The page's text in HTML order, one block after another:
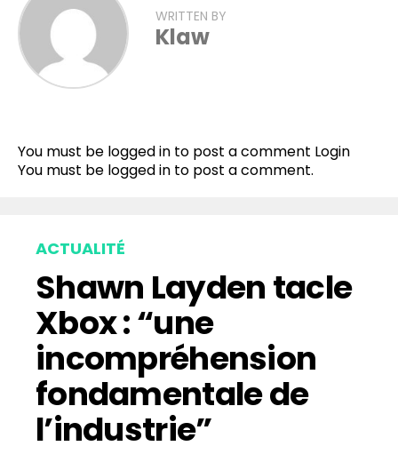
WRITTEN BY
Klaw
You must be logged in to post a comment Login
You must be logged in to post a comment.
ACTUALITÉ
Shawn Layden tacle
Xbox : “une
incompréhension
fondamentale de
l’industrie”